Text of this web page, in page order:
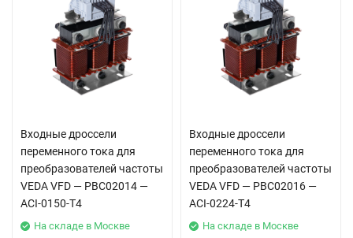
Входные дроссели
переменного тока для
преобразователей частоты
VEDA VFD — PBC02014 —
ACI-0150-T4
На складе в Москве
Входные дроссели
переменного тока для
преобразователей частоты
VEDA VFD — PBC02016 —
ACI-0224-T4
На складе в Москве